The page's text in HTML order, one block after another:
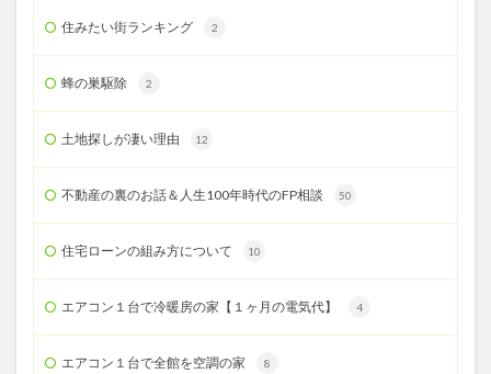
住みたい街ランキング 2
蜂の巣駆除 2
土地探しが凄い理由 12
不動産の裏のお話＆人生100年時代のFP相談 50
住宅ローンの組み方について 10
エアコン１台で冷暖房の家【１ヶ月の電気代】 4
エアコン１台で全館を空調の家 8